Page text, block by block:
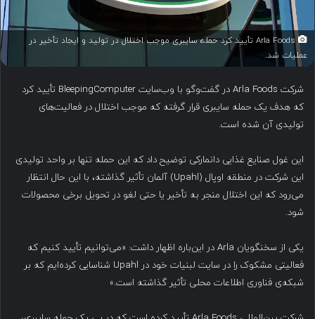
Arla Foods تأیید کرد حمله سایبری موجب اختلال در تولید و ایجاد تأخیر در
عملیات شد.
شرکت Arla Foods در گفت‌وگو با وب‌سایت BleepingComputer تأیید کرد
که هدف یک حمله سایبری قرار گرفته که موجب اختلال در فعالیت‌های
تولیدی آن شده است.
این غول صنایع غذایی دانمارکی توضیح داد که این حمله تنها بر واحد تولیدی
این شرکت در منطقه اوپال (Upahl) آلمان تأثیر گذاشته، با این حال انتظار
می‌رود که این اختلال منجر به تأخیر یا حتی لغو در تحویل برخی محصولات
شود.
یکی از سخنگویان Arla در این‌باره اظهار داشت: «می‌توانیم تأیید کنیم که
فعالیتی مشکوک را در سایت لبنیات خود در Upahl شناسایی کرده‌ایم که بر
شبکه‌ی فناوری اطلاعات محلی تأثیر گذاشته است.»